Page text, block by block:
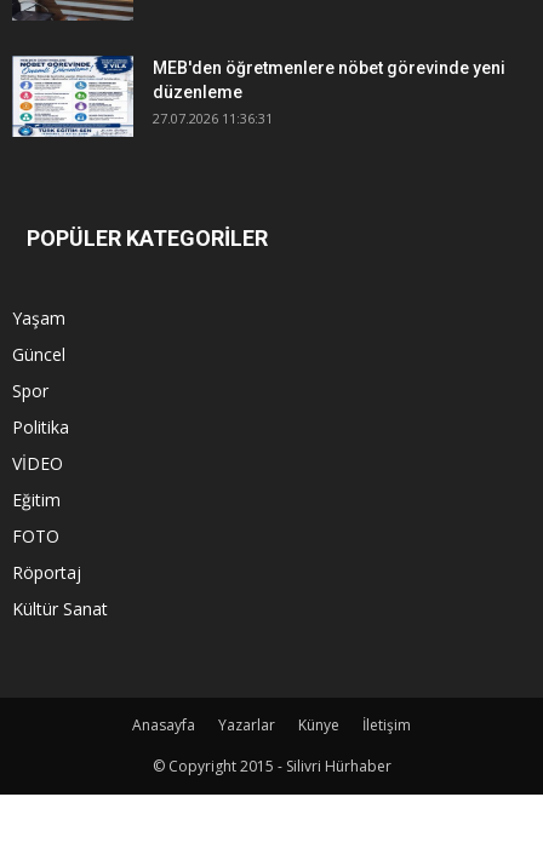
MEB'den öğretmenlere nöbet görevinde yeni
düzenleme
27.07.2026 11:36:31
POPÜLER KATEGORİLER
Yaşam
Güncel
Spor
Politika
VİDEO
Eğitim
FOTO
Röportaj
Kültür Sanat
Anasayfa Yazarlar Künye
İletişim
© Copyright 2015 - Silivri Hürhaber